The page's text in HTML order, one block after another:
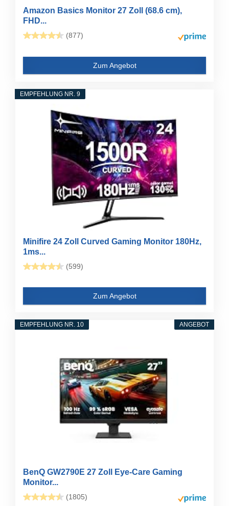
Amazon Basics Monitor 27 Zoll (68.6 cm),
FHD...
(877)
Zum Angebot
EMPFEHLUNG NR. 9
Minifire 24 Zoll Curved Gaming Monitor 180Hz,
1ms...
(599)
Zum Angebot
ANGEBOT
EMPFEHLUNG NR. 10
BenQ GW2790E 27 Zoll Eye-Care Gaming
Monitor...
(1805)